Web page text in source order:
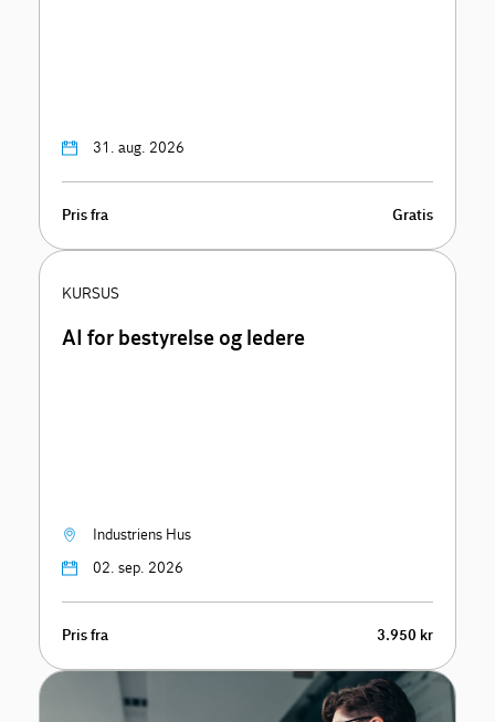
31. aug. 2026
Pris fra Gratis
KURSUS
AI for bestyrelse og ledere
Industriens Hus
02. sep. 2026
Pris fra 3.950 kr